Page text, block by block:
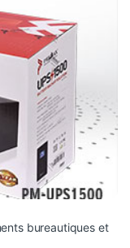
Puissance
électroniques
Batterie
offrant
bureautiques et